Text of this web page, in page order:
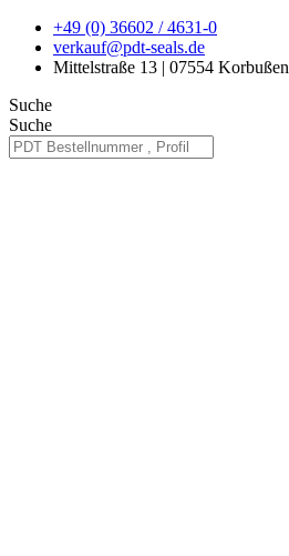
Zum
Inhalt
springen
+49 (0) 36602 / 4631-0
verkauf@pdt-seals.de
Mittelstraße 13 | 07554 Korbußen
Suche
Suche